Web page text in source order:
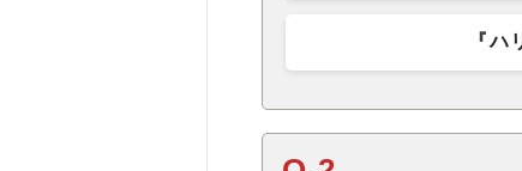
『ハ